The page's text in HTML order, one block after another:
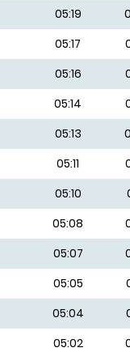
05:19
05:17
05:16
05:14
05:13
05:11
05:10
05:08
05:07
05:05
05:04
05:02